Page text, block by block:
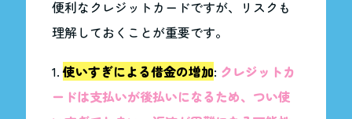
便利なクレジットカードですが、リスクも
理解しておくことが重要です。
使いすぎによる借金の増加: クレジットカ
ードは支払いが後払いになるため、つい使